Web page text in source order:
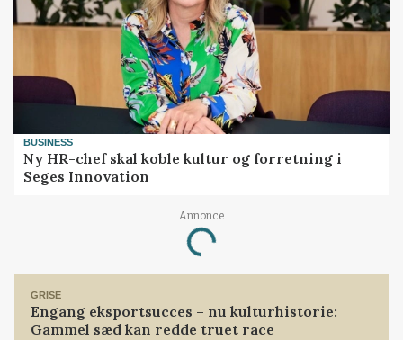
BUSINESS
Ny HR-chef skal koble kultur og forretning i
Seges Innovation
Annonce
Loading...
GRISE
Engang eksportsucces – nu kulturhistorie:
Gammel sæd kan redde truet race